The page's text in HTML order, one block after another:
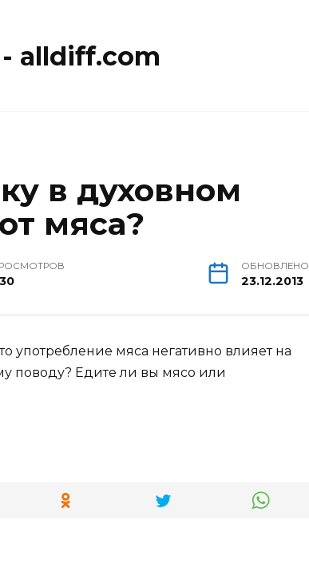
alldiff.com
в духовном
мяса?
ОБНОВЛЕНО
23.12.2013
употребление мяса негативно влияет на
поводу? Едите ли вы мясо или